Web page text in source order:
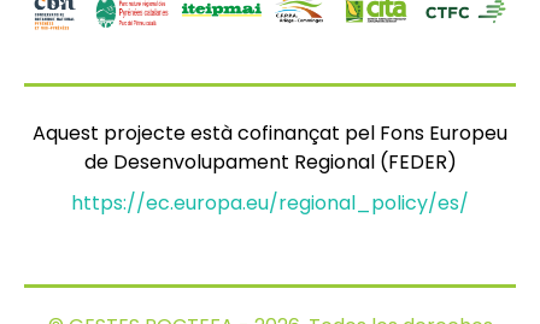
Aquest projecte està cofinançat pel Fons Europeu
de Desenvolupament Regional (FEDER)
https://ec.europa.eu/regional_policy/es/